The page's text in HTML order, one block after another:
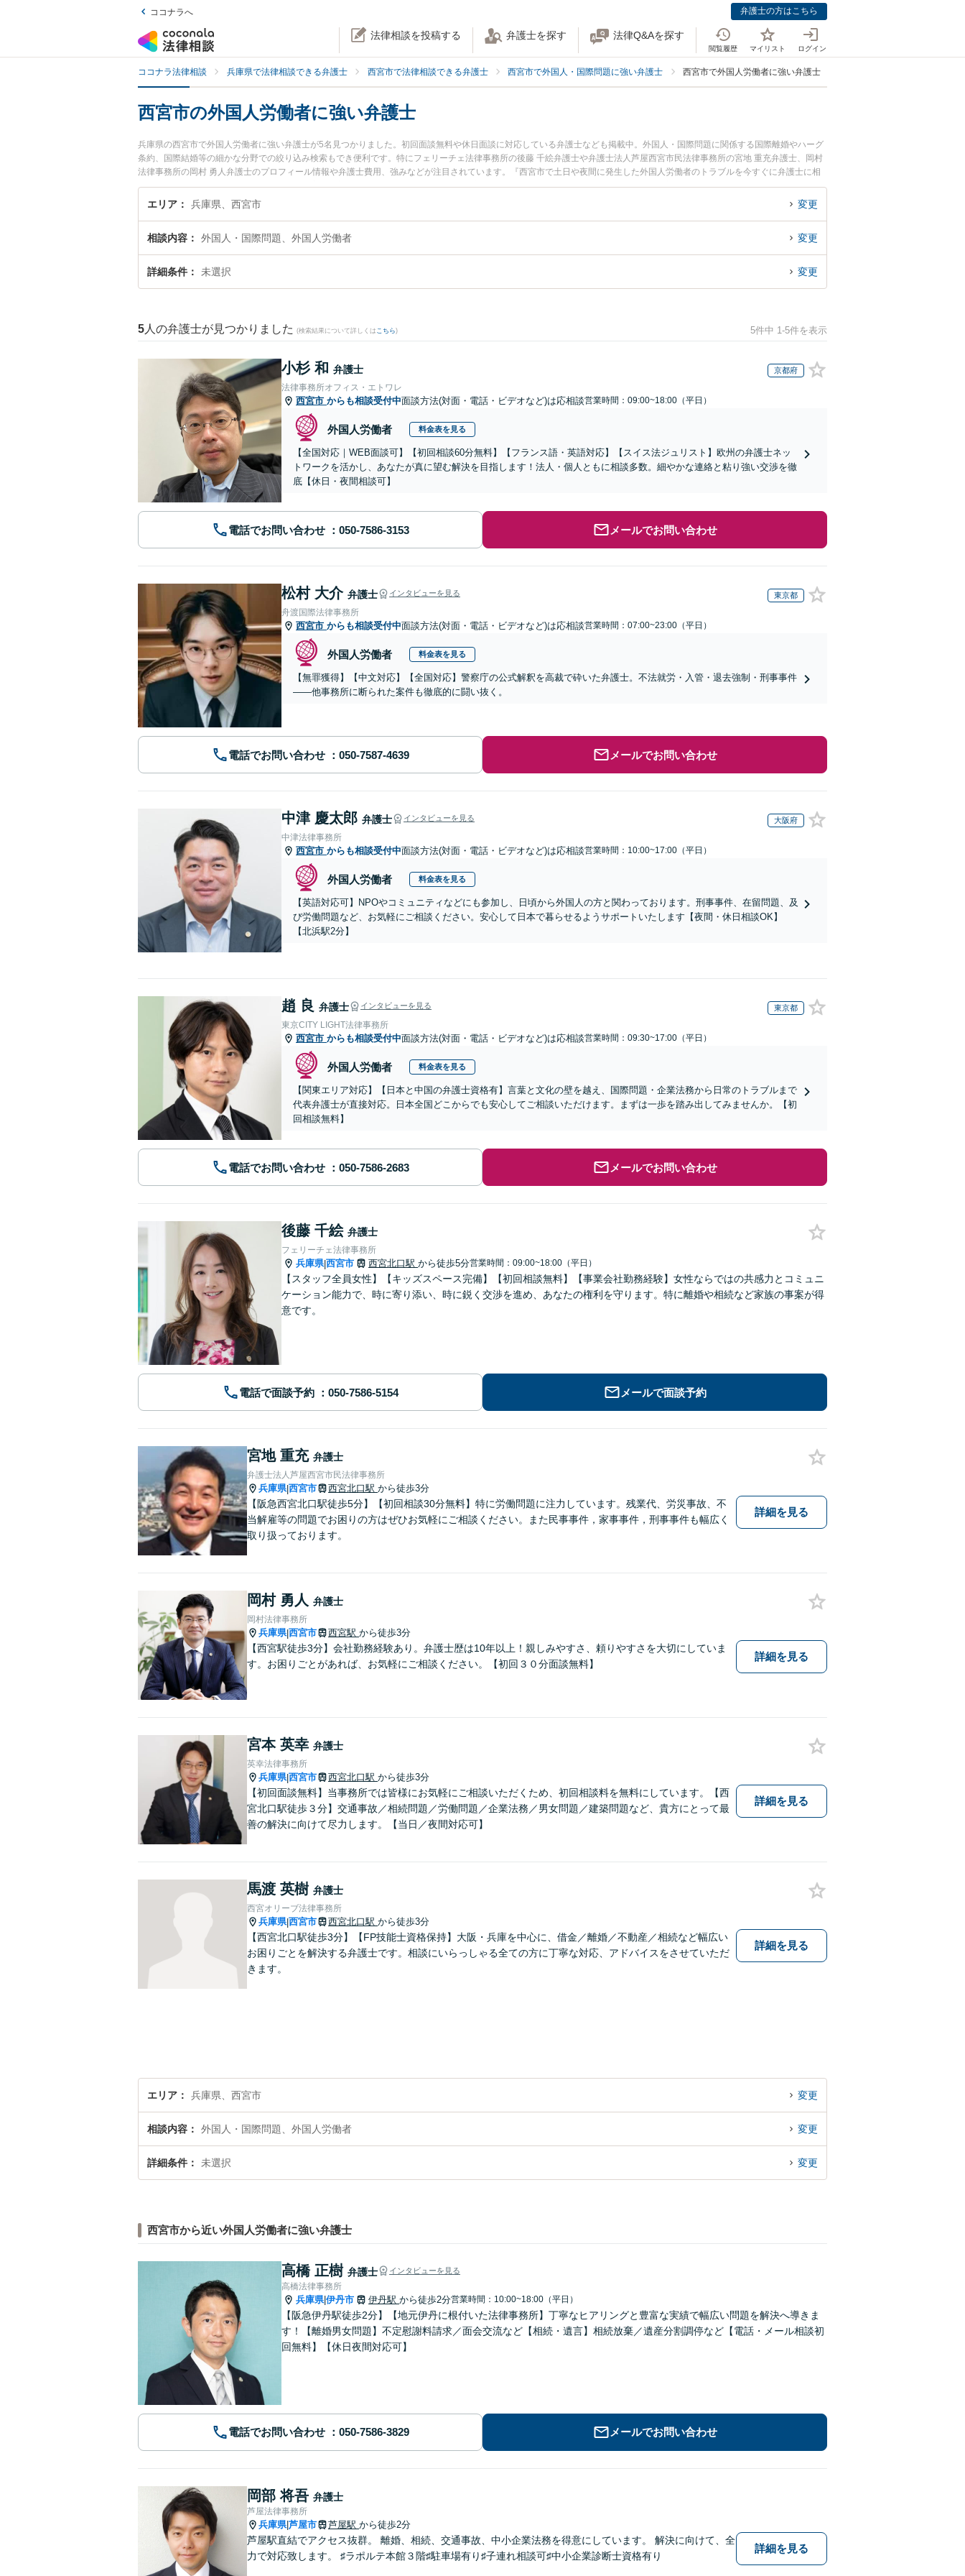
ココナラへ 弁護士の方はこちら
法律相談を投稿する 弁護士を探す 法律Q&Aを探す
閲覧履歴 マイリスト ログイン
ココナラ法律相談 兵庫県で法律相談できる弁護士 西宮市で法律相談できる弁護士 西宮市で外国人・国際問題に強い弁護士 西宮市で外国人労働者に強い弁護士
西宮市の外国人労働者に強い弁護士
兵庫県の西宮市で外国人労働者に強い弁護士が5名見つかりました。初回面談無料や休日面談に対応している弁護士なども掲載中。外国人・国際問題に関係する国際離婚やハーグ
条約、国際結婚等の細かな分野での絞り込み検索もでき便利です。特にフェリーチェ法律事務所の後藤 千絵弁護士や弁護士法人芦屋西宮市民法律事務所の宮地 重充弁護士、岡村
法律事務所の岡村 勇人弁護士のプロフィール情報や弁護士費用、強みなどが注目されています。『西宮市で土日や夜間に発生した外国人労働者のトラブルを今すぐに弁護士に相
談したい』『外国人労働者のトラブル解決の実績豊富な近くの弁護士を検索したい』『初回相談無料で外国人労働者を法律相談できる西宮市内の弁護士に相談予約したい』などで
お困りの相談者さんにおすすめです。
エリア 兵庫県、西宮市 変更
相談内容 外国人・国際問題、外国人労働者 変更
詳細条件 未選択 変更
5 人の弁護士が見つかりました (検索結果について詳しくは こちら) 5件中 1-5件を表示
小杉 和 弁護士 京都府
法律事務所オフィス・エトワレ
西宮市 からも相談受付中面談方法(対面・電話・ビデオなど)は応相談営業時間：09:00~18:00（平日）
外国人労働者 料金表を見る
【全国対応｜WEB面談可】【初回相談60分無料】【フランス語・英語対応】【スイス法ジュリスト】欧州の弁護士ネッ
トワークを活かし、あなたが真に望む解決を目指します！法人・個人ともに相談多数。細やかな連絡と粘り強い交渉を徹
底【休日・夜間相談可】
電話でお問い合わせ メールでお問い合わせ
松村 大介 弁護士 インタビューを見る 東京都
舟渡国際法律事務所
西宮市 からも相談受付中面談方法(対面・電話・ビデオなど)は応相談営業時間：07:00~23:00（平日）
外国人労働者 料金表を見る
【無罪獲得】【中文対応】【全国対応】警察庁の公式解釈を高裁で砕いた弁護士。不法就労・入管・退去強制・刑事事件
——他事務所に断られた案件も徹底的に闘い抜く。
電話でお問い合わせ メールでお問い合わせ
中津 慶太郎 弁護士 インタビューを見る 大阪府
中津法律事務所
西宮市 からも相談受付中面談方法(対面・電話・ビデオなど)は応相談営業時間：10:00~17:00（平日）
外国人労働者 料金表を見る
【英語対応可】NPOやコミュニティなどにも参加し、日頃から外国人の方と関わっております。刑事事件、在留問題、及
び労働問題など、お気軽にご相談ください。安心して日本で暮らせるようサポートいたします【夜間・休日相談OK】
【北浜駅2分】
趙 良 弁護士 インタビューを見る 東京都
東京CITY LIGHT法律事務所
西宮市 からも相談受付中面談方法(対面・電話・ビデオなど)は応相談営業時間：09:30~17:00（平日）
外国人労働者 料金表を見る
【関東エリア対応】【日本と中国の弁護士資格有】言葉と文化の壁を越え、国際問題・企業法務から日常のトラブルまで
代表弁護士が直接対応。日本全国どこからでも安心してご相談いただけます。まずは一歩を踏み出してみませんか。【初
回相談無料】
電話でお問い合わせ メールでお問い合わせ
後藤 千絵 弁護士
フェリーチェ法律事務所
兵庫県|西宮市 西宮北口駅 から徒歩5分営業時間：09:00~18:00（平日）
【スタッフ全員女性】【キッズスペース完備】【初回相談無料】【事業会社勤務経験】女性ならではの共感力とコミュニ
ケーション能力で、時に寄り添い、時に鋭く交渉を進め、あなたの権利を守ります。特に離婚や相続など家族の事案が得
意です。
電話で面談予約 メールで面談予約
宮地 重充 弁護士
弁護士法人芦屋西宮市民法律事務所
兵庫県|西宮市 西宮北口駅 から徒歩3分
【阪急西宮北口駅徒歩5分】【初回相談30分無料】特に労働問題に注力しています。残業代、労災事故、不
当解雇等の問題でお困りの方はぜひお気軽にご相談ください。また民事事件，家事事件，刑事事件も幅広く
取り扱っております。
詳細を見る
岡村 勇人 弁護士
岡村法律事務所
兵庫県|西宮市 西宮駅 から徒歩3分
【西宮駅徒歩3分】会社勤務経験あり。弁護士歴は10年以上！親しみやすさ、頼りやすさを大切にしていま
す。お困りごとがあれば、お気軽にご相談ください。【初回３０分面談無料】
詳細を見る
宮本 英幸 弁護士
英幸法律事務所
兵庫県|西宮市 西宮北口駅 から徒歩3分
【初回面談無料】当事務所では皆様にお気軽にご相談いただくため、初回相談料を無料にしています。【西
宮北口駅徒歩３分】交通事故／相続問題／労働問題／企業法務／男女問題／建築問題など、貴方にとって最
善の解決に向けて尽力します。【当日／夜間対応可】
詳細を見る
馬渡 英樹 弁護士
西宮オリーブ法律事務所
兵庫県|西宮市 西宮北口駅 から徒歩3分
【西宮北口駅徒歩3分】【FP技能士資格保持】大阪・兵庫を中心に、借金／離婚／不動産／相続など幅広い
お困りごとを解決する弁護士です。相談にいらっしゃる全ての方に丁寧な対応、アドバイスをさせていただ
きます。
詳細を見る
エリア 兵庫県、西宮市 変更
相談内容 外国人・国際問題、外国人労働者 変更
詳細条件 未選択 変更
西宮市から近い外国人労働者に強い弁護士
高橋 正樹 弁護士 インタビューを見る
高橋法律事務所
兵庫県|伊丹市 伊丹駅 から徒歩2分営業時間：10:00~18:00（平日）
【阪急伊丹駅徒歩2分】【地元伊丹に根付いた法律事務所】丁寧なヒアリングと豊富な実績で幅広い問題を解決へ導きま
す！【離婚男女問題】不定慰謝料請求／面会交流など【相続・遺言】相続放棄／遺産分割調停など【電話・メール相談初
回無料】【休日夜間対応可】
電話でお問い合わせ メールでお問い合わせ
岡部 将吾 弁護士
芦屋法律事務所
兵庫県|芦屋市 芦屋駅 から徒歩2分
芦屋駅直結でアクセス抜群。 離婚、相続、交通事故、中小企業法務を得意にしています。 解決に向けて、全
力で対応致します。 ♯ラポルテ本館３階♯駐車場有り♯子連れ相談可♯中小企業診断士資格有り
詳細を見る